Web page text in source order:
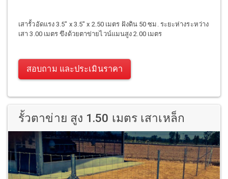
เสารั้วอัดแรง 3.5" x 3.5" x 2.50 เมตร ฝังดิน 50 ซม. ระยะห่างระหว่าง
เสา 3.00 เมตร ขึงด้วยตาข่ายไวน์แมนสูง 2.00 เมตร
สอบถาม และประเมินราคา
รั้วตาข่าย สูง 1.50 เมตร เสาเหล็ก